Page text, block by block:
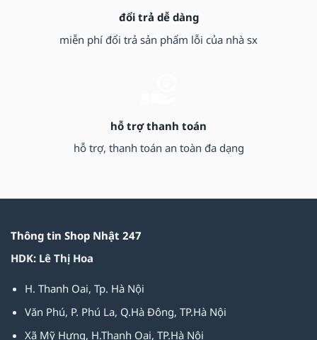
đổi trả dễ dàng
miễn phí đổi trả sản phẩm lỗi của nhà sx
hỗ trợ thanh toán
hỗ trợ, thanh toán an toàn đa dạng
Thông tin Shop Nhật 247
HDK: Lê Thị Hoa
H. Thanh Oai, Tp. Hà Nội
Văn Phú, P. Phú La, Q.Hà Đông, TP.Hà Nội
Xã Mỹ Hưng, H.Thanh Oai, TP.Hà Nội